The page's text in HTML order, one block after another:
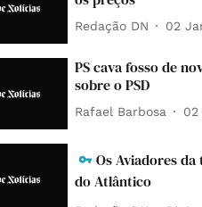
Redação DN 02
PS cava fosso de
sobre o PSD
Rafael Barbosa 02
Os Aviadores da
do Atlântico